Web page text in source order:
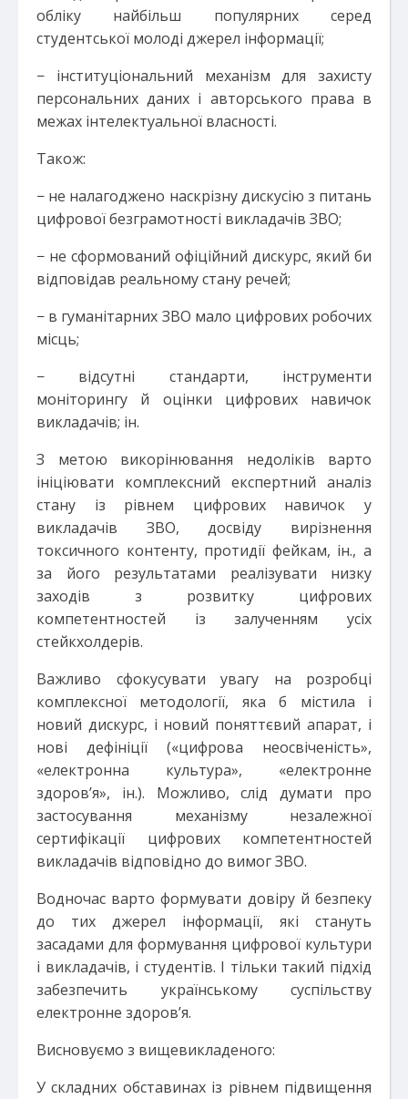
обліку найбільш популярних серед
студентської молоді джерел інформації;
− інституціональний механізм для захисту
персональних даних і авторського права в
межах інтелектуальної власності.
Також:
− не налагоджено наскрізну дискусію з питань
цифрової безграмотності викладачів ЗВО;
− не сформований офіційний дискурс, який би
відповідав реальному стану речей;
− в гуманітарних ЗВО мало цифрових робочих
місць;
− відсутні стандарти, інструменти
моніторингу й оцінки цифрових навичок
викладачів; ін.
З метою викорінювання недоліків варто
ініціювати комплексний експертний аналіз
стану із рівнем цифрових навичок у
викладачів ЗВО, досвіду вирізнення
токсичного контенту, протидії фейкам, ін., а
за його результатами реалізувати низку
заходів з розвитку цифрових
компетентностей із залученням усіх
стейкхолдерів.
Важливо сфокусувати увагу на розробці
комплексної методології, яка б містила і
новий дискурс, і новий поняттєвий апарат, і
нові дефініції («цифрова неосвіченість»,
«електронна культура», «електронне
здоров’я», ін.). Можливо, слід думати про
застосування механізму незалежної
сертифікації цифрових компетентностей
викладачів відповідно до вимог ЗВО.
Водночас варто формувати довіру й безпеку
до тих джерел інформації, які стануть
засадами для формування цифрової культури
і викладачів, і студентів. І тільки такий підхід
забезпечить українському суспільству
електронне здоров’я.
Висновуємо з вищевикладеного:
У складних обставинах із рівнем підвищення